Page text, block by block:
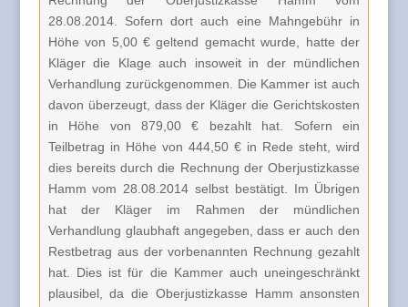
28.08.2014. Sofern dort auch eine Mahngebühr in
Höhe von 5,00 € geltend gemacht wurde, hatte der
Kläger die Klage auch insoweit in der mündlichen
Verhandlung zurückgenommen. Die Kammer ist auch
davon überzeugt, dass der Kläger die Gerichtskosten
in Höhe von 879,00 € bezahlt hat. Sofern ein
Teilbetrag in Höhe von 444,50 € in Rede steht, wird
dies bereits durch die Rechnung der Oberjustizkasse
Hamm vom 28.08.2014 selbst bestätigt. Im Übrigen
hat der Kläger im Rahmen der mündlichen
Verhandlung glaubhaft angegeben, dass er auch den
Restbetrag aus der vorbenannten Rechnung gezahlt
hat. Dies ist für die Kammer auch uneingeschränkt
plausibel, da die Oberjustizkasse Hamm ansonsten